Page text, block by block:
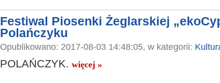
Festiwal Piosenki Żeglarskiej
Polańczyku
Opublikowano: 2017-08-03 14:48:05, w kategorii:
POLAŃCZYK. więcej »